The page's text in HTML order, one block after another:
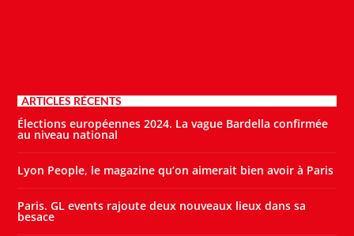
ARTICLES RÉCENTS
Élections européennes 2024. La vague Bardella confirmée
au niveau national
Lyon People, le magazine qu’on aimerait bien avoir à Paris
Paris. GL events rajoute deux nouveaux lieux dans sa
besace